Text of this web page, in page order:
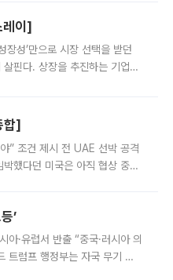
이]
성’만으로 시장 선택을 받던
핀다. 상장을 추진하는 기업들
합]
” 조건 제시 전 UAE 선박 공격
했다던 미국은 아직 협상 중이
’
·유럽서 반출 “중국·러시아 의
트럼프 행정부는 자국 무기 공